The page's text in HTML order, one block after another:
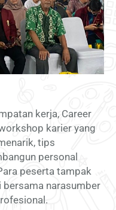
kerja, Career
karier yang
tips
personal
peserta tampak
narasumber